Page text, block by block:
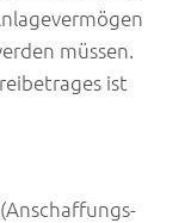
müssen.
ist